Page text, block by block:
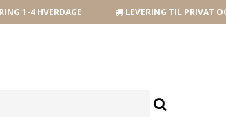
1-4 HVERDAGE LEVERING TIL PRIVAT